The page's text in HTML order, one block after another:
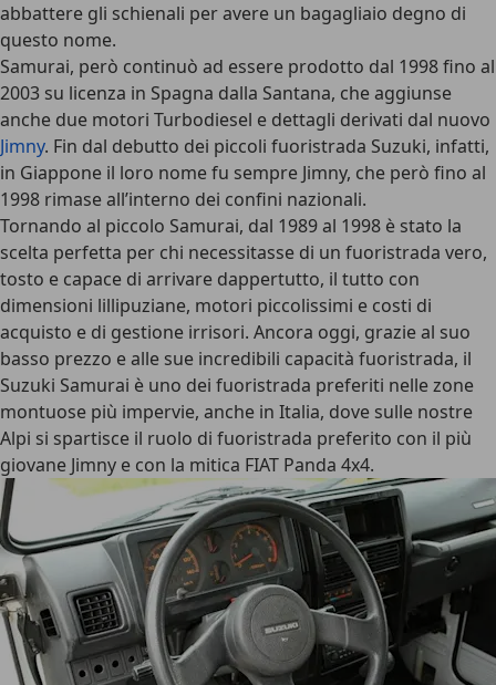
abbattere gli schienali per avere un bagagliaio degno di
questo nome.
Samurai, però continuò ad essere prodotto dal 1998 fino al
2003 su licenza in Spagna dalla Santana, che aggiunse
anche due motori Turbodiesel e dettagli derivati dal nuovo
Jimny. Fin dal debutto dei piccoli fuoristrada Suzuki, infatti,
in Giappone il loro nome fu sempre Jimny, che però fino al
1998 rimase all’interno dei confini nazionali.
Tornando al piccolo Samurai, dal 1989 al 1998 è stato la
scelta perfetta per chi necessitasse di un fuoristrada vero,
tosto e capace di arrivare dappertutto, il tutto con
dimensioni lillipuziane, motori piccolissimi e costi di
acquisto e di gestione irrisori. Ancora oggi, grazie al suo
basso prezzo e alle sue incredibili capacità fuoristrada, il
Suzuki Samurai è uno dei fuoristrada preferiti nelle zone
montuose più impervie, anche in Italia, dove sulle nostre
Alpi si spartisce il ruolo di fuoristrada preferito con il più
giovane Jimny e con la mitica FIAT Panda 4x4.